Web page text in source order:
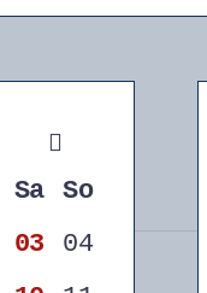
Sa
So
03
04